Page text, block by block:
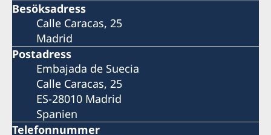
Besöksadress
Calle Caracas, 25
Madrid
Postadress
Embajada de Suecia
Calle Caracas, 25
ES-28010 Madrid
Spanien
Telefonnummer